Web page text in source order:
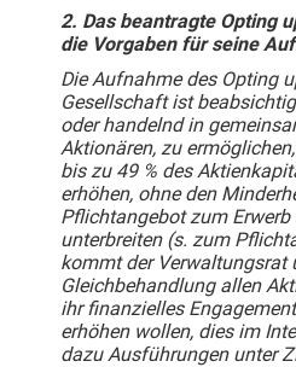
2. Das beantragte Opting
die Vorgaben für seine
Die Aufnahme des Opting
Gesellschaft ist
oder handelnd in
Aktionären, zu
bis zu 49 % des
erhöhen, ohne den
Pflichtangebot zum
unterbreiten (s. zum
kommt der Verwaltungsrat
Gleichbehandlung allen
ihr finanzielles
erhöhen wollen, dies im
dazu Ausführungen unter